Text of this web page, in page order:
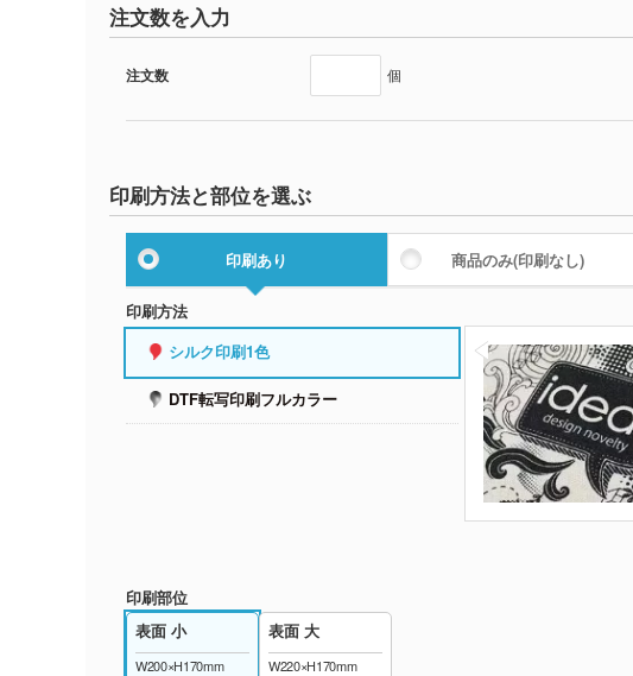
注文数を入力
注文数 個
印刷方法と部位を選ぶ
印刷あり 商品のみ(印刷なし)
印刷方法
シルク印刷1色
DTF転写印刷フルカラー
印刷部位
表面 小
W200×H170mm
表面 大
W220×H170mm